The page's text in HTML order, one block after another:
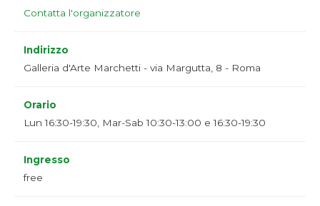
Contatta l'organizzatore
Indirizzo
Galleria d'Arte Marchetti - via Margutta, 8 - Roma
Orario
Lun 16:30-19:30, Mar-Sab 10:30-13:00 e 16:30-19:30
Ingresso
free